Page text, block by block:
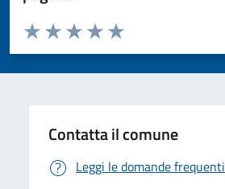
Valuta da 1 a 5 stelle la pagina
Valuta 5 stelle su 5
Valuta 4 stelle su 5
Valuta 3 stelle su 5
Valuta 2 stelle su 5
Valuta 1 stelle su 5
Contatta il comune
Leggi le domande frequenti